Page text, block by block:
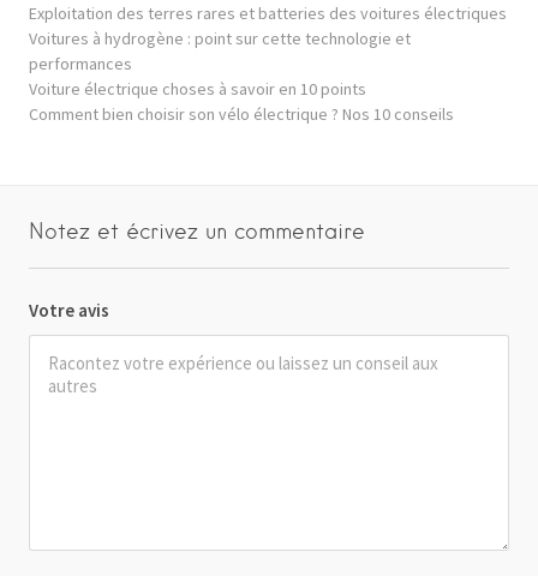
Exploitation des terres rares et batteries des voitures électriques
Voitures à hydrogène : point sur cette technologie et
performances
Voiture électrique choses à savoir en 10 points
Comment bien choisir son vélo électrique ? Nos 10 conseils
Notez et écrivez un commentaire
Votre avis